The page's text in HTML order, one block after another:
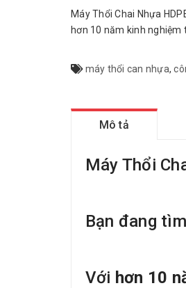
Máy Thổi Chai Nhựa
hơn 10 năm kinh nghiệm
máy thổi can nhựa,
Mô tả
Máy Thổi
Bạn đang
Với hơn 10